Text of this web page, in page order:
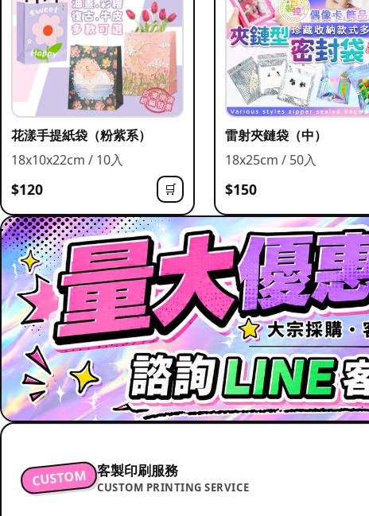
花漾手提紙袋（粉紫系）
18x10x22cm / 10入
$120 🛒
雷射夾鏈袋（中）
18x25cm / 50入
$150
CUSTOM 客製印刷服務
CUSTOM PRINTING SERVICE